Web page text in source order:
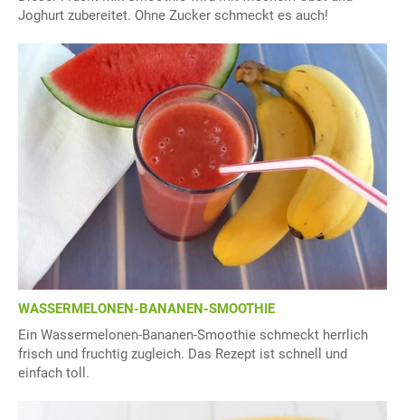
Joghurt zubereitet. Ohne Zucker schmeckt es auch!
WASSERMELONEN-BANANEN-SMOOTHIE
Ein Wassermelonen-Bananen-Smoothie schmeckt herrlich
frisch und fruchtig zugleich. Das Rezept ist schnell und
einfach toll.